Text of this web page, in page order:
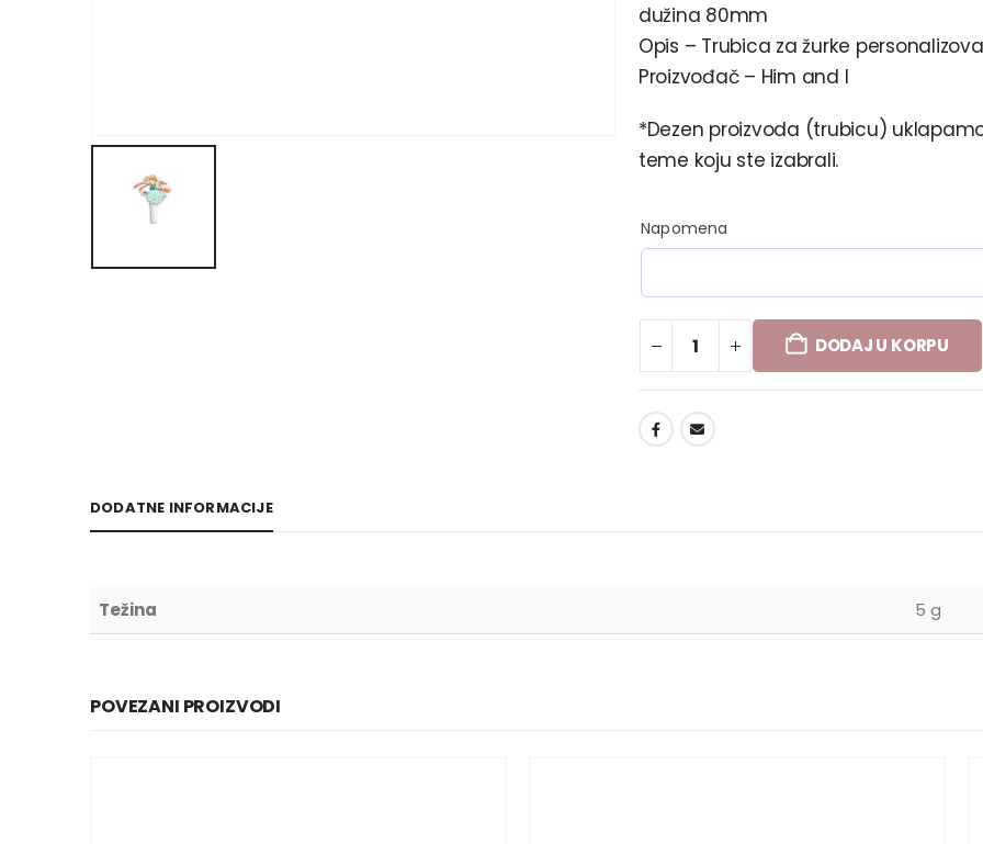
dužina 80mm
Opis – Trubica za žurke
Proizvođač – Him and I
*Dezen proizvoda (trubicu)
teme koju ste izabrali.
Napomena
DODAJ U KORPU
DODATNE INFORMACIJE
Težina 5 g
POVEZANI PROIZVODI